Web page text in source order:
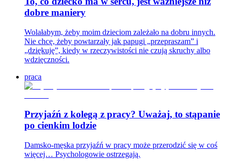
dobre maniery
Wolałabym, żeby moim dzieciom zależało na dobru innych.
Nie chcę, żeby powtarzały jak papugi „przepraszam” i
„dziękuję”, kiedy w rzeczywistości nie czują skruchy albo
wdzięczności.
praca
Przyjaźń z kolegą z pracy? Uważaj, to stąpanie
po cienkim lodzie
Damsko-męska przyjaźń w pracy może przerodzić się w coś
więcej… Psychologowie ostrzegają.